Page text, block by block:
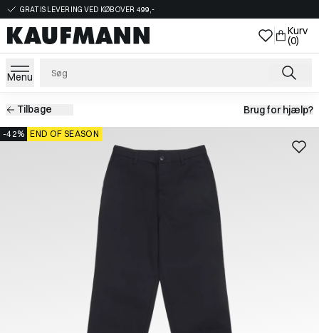
GRATIS LEVERING VED KØB OVER 499,-
Kurv
(0)
Menu
Tilbage Brug for hjælp?
-42% END OF SEASON